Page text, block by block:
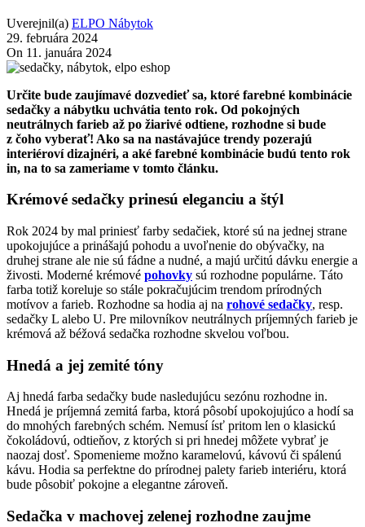
Uverejnil(a) ELPO Nábytok
29. februára 2024
On 11. januára 2024
Určite bude zaujímavé dozvedieť sa, ktoré farebné kombinácie
sedačky a nábytku uchvátia tento rok. Od pokojných
neutrálnych farieb až po žiarivé odtiene, rozhodne si bude
z čoho vyberať! Ako sa na nastávajúce trendy pozerajú
interiéroví dizajnéri, a aké farebné kombinácie budú tento rok
in, na to sa zameriame v tomto článku.
Krémové sedačky prinesú eleganciu a štýl
Rok 2024 by mal priniesť farby sedačiek, ktoré sú na jednej strane
upokojujúce a prinášajú pohodu a uvoľnenie do obývačky, na
druhej strane ale nie sú fádne a nudné, a majú určitú dávku energie a
živosti. Moderné krémové pohovky sú rozhodne populárne. Táto
farba totiž koreluje so stále pokračujúcim trendom prírodných
motívov a farieb. Rozhodne sa hodia aj na rohové sedačky, resp.
sedačky L alebo U. Pre milovníkov neutrálnych príjemných farieb je
krémová až béžová sedačka rozhodne skvelou voľbou.
Hnedá a jej zemité tóny
Aj hnedá farba sedačky bude nasledujúcu sezónu rozhodne in.
Hnedá je príjemná zemitá farba, ktorá pôsobí upokojujúco a hodí sa
do mnohých farebných schém. Nemusí ísť pritom len o klasickú
čokoládovú, odtieňov, z ktorých si pri hnedej môžete vybrať je
naozaj dosť. Spomenieme možno karamelovú, kávovú či spálenú
kávu. Hodia sa perfektne do prírodnej palety farieb interiéru, ktorá
bude pôsobiť pokojne a elegantne zároveň.
Sedačka v machovej zelenej rozhodne zaujme